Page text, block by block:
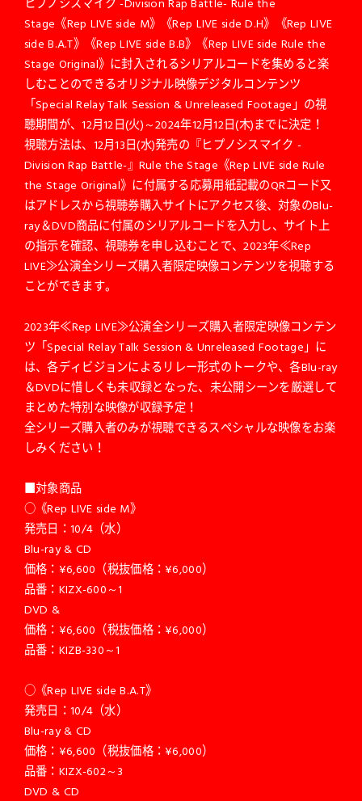
Stage《Rep LIVE side M》《Rep LIVE side D.H》《Rep LIVE
side B.A.T》《Rep LIVE side B.B》《Rep LIVE side Rule the
Stage Original》に封入されるシリアルコードを集めると楽
しむことのできるオリジナル映像デジタルコンテンツ
「Special Relay Talk Session & Unreleased Footage」の視
聴期間が、12月12日(火)～2024年12月12日(木)までに決定！
視聴方法は、12月13日(水)発売の『ヒプノシスマイク -
Division Rap Battle-』Rule the Stage《Rep LIVE side Rule
the Stage Original》に付属する応募用紙記載のQRコード又
はアドレスから視聴券購入サイトにアクセス後、対象のBlu-
ray＆DVD商品に付属のシリアルコードを入力し、サイト上
の指示を確認、視聴券を申し込むことで、2023年≪Rep
LIVE≫公演全シリーズ購入者限定映像コンテンツを視聴する
ことができます。
2023年≪Rep LIVE≫公演全シリーズ購入者限定映像コンテン
ツ「Special Relay Talk Session & Unreleased Footage」に
は、各ディビジョンによるリレー形式のトークや、各Blu-ray
＆DVDに惜しくも未収録となった、未公開シーンを厳選して
まとめた特別な映像が収録予定！
全シリーズ購入者のみが視聴できるスペシャルな映像をお楽
しみください！
■対象商品
○《Rep LIVE side M》
発売日：10/4（水）
Blu-ray & CD
価格：¥6,600（税抜価格：¥6,000）
品番：KIZX-600～1
DVD &
価格：¥6,600（税抜価格：¥6,000）
品番：KIZB-330～1
○《Rep LIVE side B.A.T》
発売日：10/4（水）
Blu-ray & CD
価格：¥6,600（税抜価格：¥6,000）
品番：KIZX-602～3
DVD & CD